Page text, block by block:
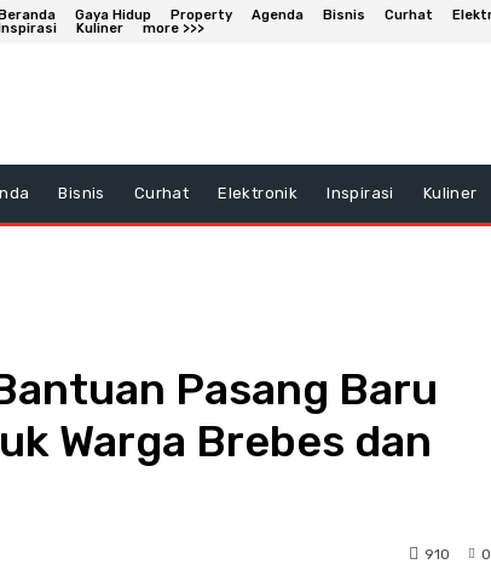
Gaya Hidup Property Agenda Bisnis Curhat
Kuliner more >>>
Bisnis Curhat Elektronik Inspirasi Kuliner
Pasang Baru
Warga Brebes dan
0
910